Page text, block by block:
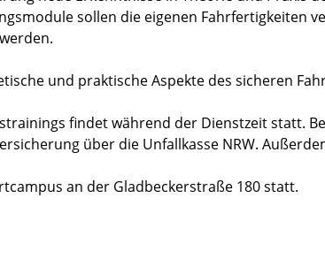
sollen die eigenen Fahrfertigkeiten
und praktische Aspekte des sicheren
findet während der Dienstzeit statt.
über die Unfallkasse NRW.
an der Gladbeckerstraße 180 statt.